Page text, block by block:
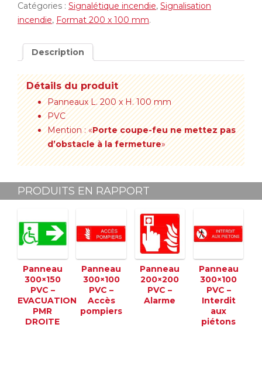
Catégories : Signalétique incendie, Signalisation
incendie, Format 200 x 100 mm.
Description
Détails du produit
Panneaux L. 200 x H. 100 mm
PVC
Mention : «Porte coupe-feu ne mettez pas
d’obstacle à la fermeture»
PRODUITS EN RAPPORT
Panneau
300×150
PVC –
EVACUATION
PMR
DROITE
Panneau
300×100
PVC –
Accès
pompiers
Panneau
200×200
PVC –
Alarme
Panneau
300×100
PVC –
Interdit
aux
piétons